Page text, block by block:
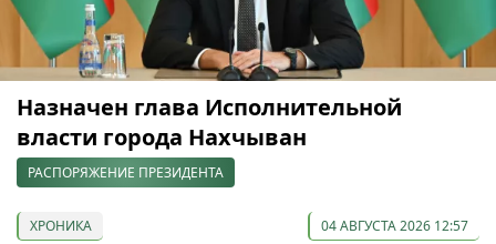
Назначен глава Исполнительной
власти города Нахчыван
РАСПОРЯЖЕНИЕ ПРЕЗИДЕНТА
ХРОНИКА 04 АВГУСТА 2026 12:57